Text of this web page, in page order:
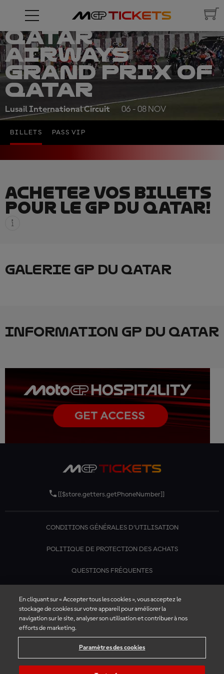
QATAR
AIRWAYS
GRAND PRIX OF
QATAR
Lusail International Circuit 06 - 08 NOV
BILLETS PASS VIP
ACHETEZ VOS BILLETS
POUR LE GP DU QATAR!
GALERIE GP DU QATAR
INFORMATION GP DU QATAR
[[$store.getters.getPhoneNumber]]
CONDITIONS GÉNÉRALES D'UTILISATION
POLITIQUE DE PROTECTION DES ACHATS
QUESTIONS FRÉQUENTES
En cliquant sur « Accepter tous les cookies », vous acceptez le
stockage de cookies sur votre appareil pour améliorer la
navigation sur le site, analyser son utilisation et contribuer à nos
efforts de marketing.
Paramètres des cookies